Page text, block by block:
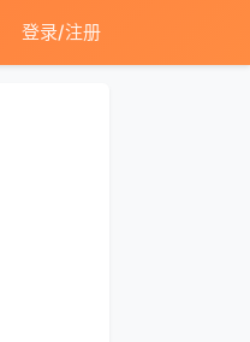
登录/注册